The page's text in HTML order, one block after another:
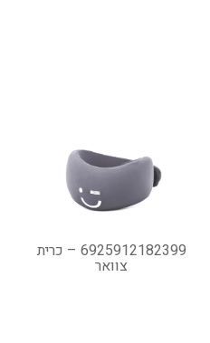
6925912182399 – כרית
צוואר